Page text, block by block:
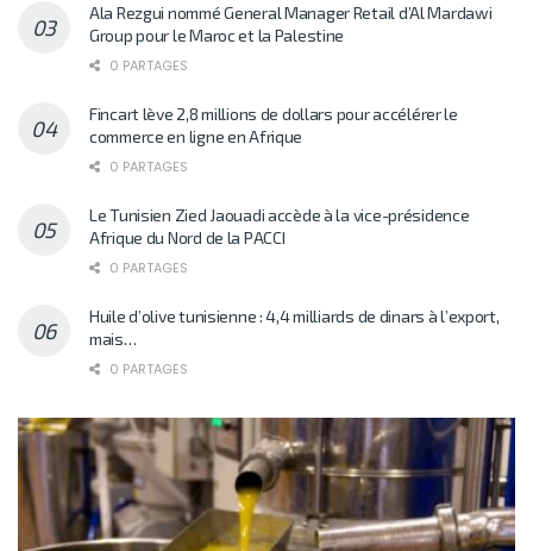
Ala Rezgui nommé General Manager Retail d’Al Mardawi
Group pour le Maroc et la Palestine
0 PARTAGES
Fincart lève 2,8 millions de dollars pour accélérer le
commerce en ligne en Afrique
0 PARTAGES
Le Tunisien Zied Jaouadi accède à la vice-présidence
Afrique du Nord de la PACCI
0 PARTAGES
Huile d’olive tunisienne : 4,4 milliards de dinars à l’export,
mais…
0 PARTAGES